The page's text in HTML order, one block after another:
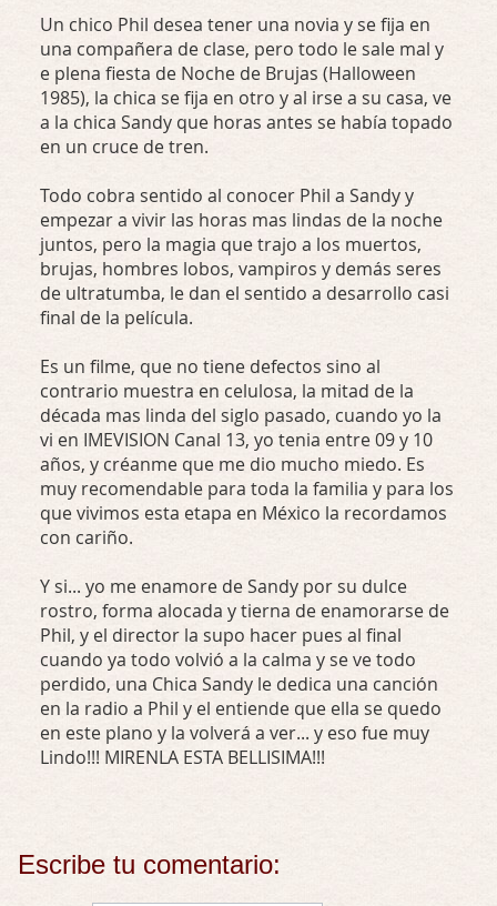
Un chico Phil desea tener una novia y se fija en
una compañera de clase, pero todo le sale mal y
e plena fiesta de Noche de Brujas (Halloween
1985), la chica se fija en otro y al irse a su casa, ve
a la chica Sandy que horas antes se había topado
en un cruce de tren.
Todo cobra sentido al conocer Phil a Sandy y
empezar a vivir las horas mas lindas de la noche
juntos, pero la magia que trajo a los muertos,
brujas, hombres lobos, vampiros y demás seres
de ultratumba, le dan el sentido a desarrollo casi
final de la película.
Es un filme, que no tiene defectos sino al
contrario muestra en celulosa, la mitad de la
década mas linda del siglo pasado, cuando yo la
vi en IMEVISION Canal 13, yo tenia entre 09 y 10
años, y créanme que me dio mucho miedo. Es
muy recomendable para toda la familia y para los
que vivimos esta etapa en México la recordamos
con cariño.
Y si... yo me enamore de Sandy por su dulce
rostro, forma alocada y tierna de enamorarse de
Phil, y el director la supo hacer pues al final
cuando ya todo volvió a la calma y se ve todo
perdido, una Chica Sandy le dedica una canción
en la radio a Phil y el entiende que ella se quedo
en este plano y la volverá a ver... y eso fue muy
Lindo!!! MIRENLA ESTA BELLISIMA!!!
Escribe tu comentario: